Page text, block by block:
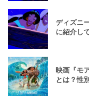
ディズニ
に紹介し
映画『モ
とは？性